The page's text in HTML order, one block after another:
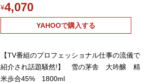
¥4,070
YAHOOで購入する
【TV番組のプロフェッショナル仕事の流儀で
紹介され話題騒然!】 雪の茅舎 大吟醸 精
米歩合45% 1800ml